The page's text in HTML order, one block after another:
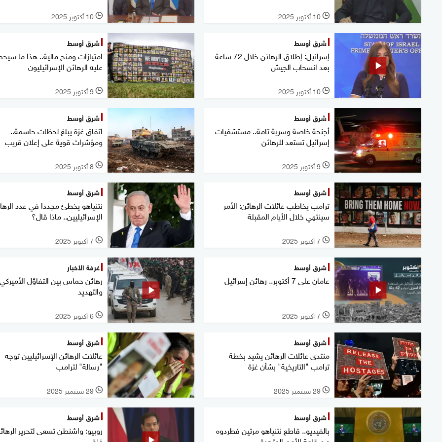
l 10 أكتوبر 2025 l 10 أكتوبر 2025
شرق أوسط
إسرائيل: إطلاق الرهائن خلال 72 ساعة
بعد انسحاب الجيش
l 10 أكتوبر 2025
شرق أوسط
امتيازات ومنح مالية.. هذا ما
عليه الرهائن الإسرائيليون
l 9 أكتوبر 2025
شرق أوسط
أجنحة خاصة وسرية تامة.. مستشفيات
إسرائيل تستعد للرهائن
l 9 أكتوبر 2025
شرق أوسط
اتفاق غزة يبلغ لحظات حاسمة..
ومؤشرات قوية على إعلان قريب
l 8 أكتوبر 2025
شرق أوسط
ترامب يخاطب عائلات الرهائن: الأمر
سينتهي خلال الأيام المقبلة
l 7 أكتوبر 2025
شرق أوسط
نتنياهو يخطئ مجددا في عدد
الإسرائيليين.. ماذا قال؟
l 7 أكتوبر 2025
شرق أوسط
عامان على 7 أكتوبر.. رهائن إسرائيل
l 7 أكتوبر 2025
غرفة الأخبار
رهائن حماس بين التفاؤل الأميركي
والتهديد
l 6 أكتوبر 2025
شرق أوسط
منتدى عائلات الرهائن يشيد بخطة
ترامب "التاريخية" بشأن غزة
l 29 سبتمبر 2025
شرق أوسط
عائلات الرهائن الإسرائيليين توجه
"رسالة" لترامب
l 29 سبتمبر 2025
شرق أوسط
بالفيديو.. قاطع نتنياهو مرتين فطردوه
شرق أوسط
روبيو: واشنطن تسعى لتحرير